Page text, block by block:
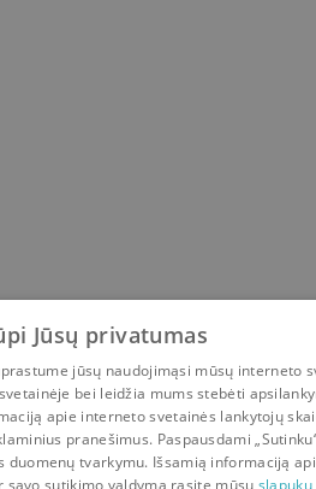
Jūsų privatumas
jūsų naudojimąsi mūsų interneto
bei leidžia mums stebėti
apie interneto svetainės lankytojų
pranešimus. Paspausdami
tvarkymu. Išsamią informaciją
sutikimo valdymą rasite mūsų